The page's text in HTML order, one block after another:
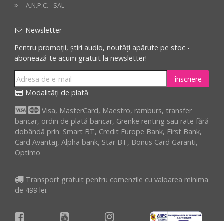
A.N.P.C. - SAL
Newsletter
Pentru promoții, știri audio, noutăți apărute pe stoc -
abonează-te acum gratuit la newsletter!
înscriere
Modalități de plată
Visa, MasterCard, Maestro, ramburs, transfer
bancar, ordin de plată bancar, Grenke renting sau rate fără
dobândă prin: Smart BT, Credit Europe Bank, First Bank,
Card Avantaj, Alpha bank, Star BT, Bonus Card Garanti,
Optimo
Transport gratuit pentru comenzile cu valoarea minima
de 499 lei.